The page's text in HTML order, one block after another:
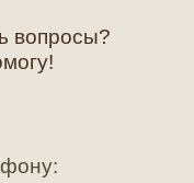
вопросы?